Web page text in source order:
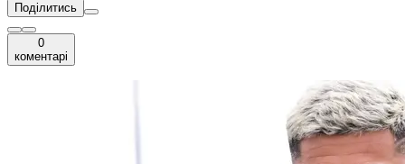
Поділитись
0
коментарі